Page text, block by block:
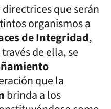
que serán
organismos a
de Integridad,
de ella, se
que la
brinda a los